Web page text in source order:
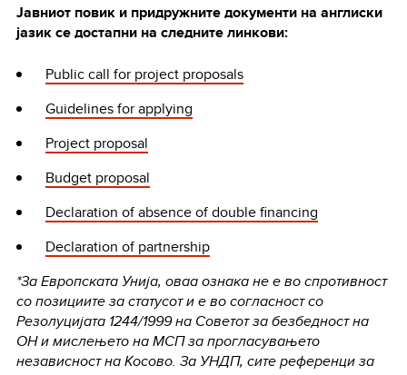
Јавниот повик и придружните документи на англиски
јазик се достапни на следните линкови:
Public call for project proposals
Guidelines for applying
Project proposal
Budget proposal
Declaration of absence of double financing
Declaration of partnership
*За Европската Унија, оваа ознака не е во спротивност
со позициите за статусот и е во согласност со
Резолуцијата 1244/1999 на Советот за безбедност на
ОН и мислењето на МСП за прогласувањето
независност на Косово. За УНДП, сите референци за